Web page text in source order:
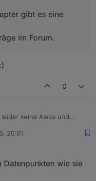
gibt es eine
im Forum.
0
leider keine Alexa und
hochladen, welche
würdest?
20:01
Datenpunkten wie sie